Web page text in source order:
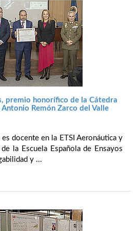
premio honorífico de la Cátedra
Antonio Remón Zarco del Valle
docente en la ETSI Aeronáutica y
la Escuela Española de Ensayos
y ...